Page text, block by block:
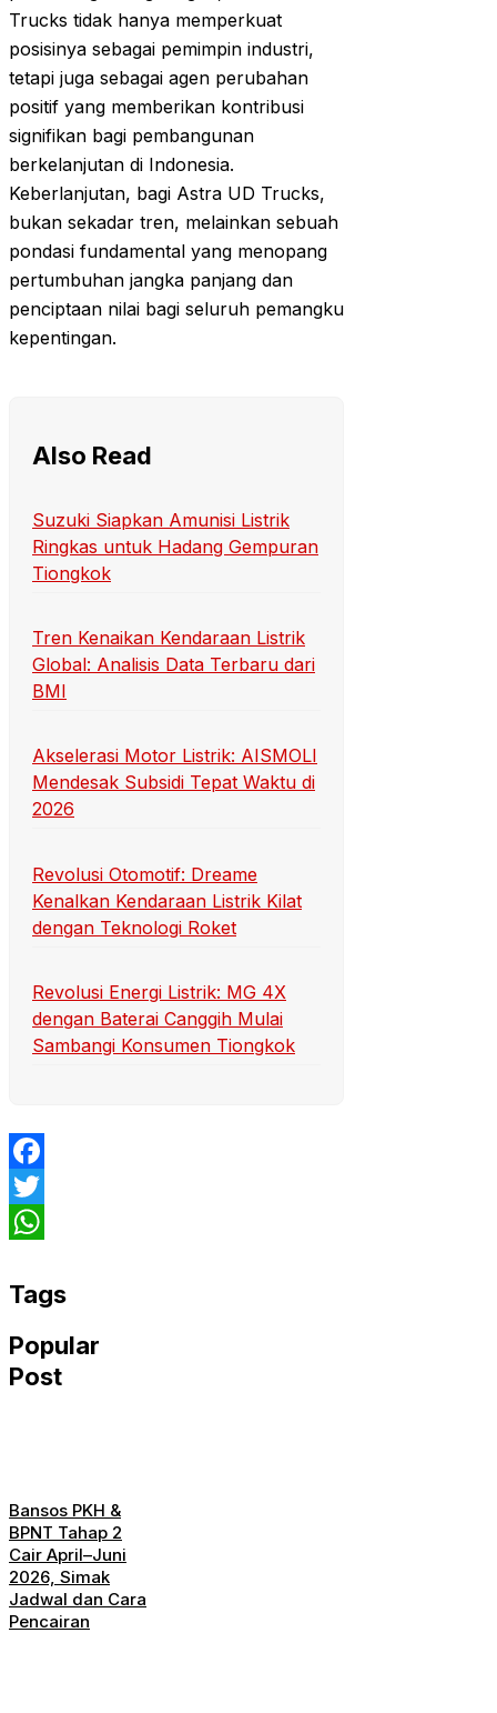
Trucks tidak hanya memperkuat
posisinya sebagai pemimpin industri,
tetapi juga sebagai agen perubahan
positif yang memberikan kontribusi
signifikan bagi pembangunan
berkelanjutan di Indonesia.
Keberlanjutan, bagi Astra UD Trucks,
bukan sekadar tren, melainkan sebuah
pondasi fundamental yang menopang
pertumbuhan jangka panjang dan
penciptaan nilai bagi seluruh pemangku
kepentingan.
Also Read
Suzuki Siapkan Amunisi Listrik
Ringkas untuk Hadang Gempuran
Tiongkok
Tren Kenaikan Kendaraan Listrik
Global: Analisis Data Terbaru dari
BMI
Akselerasi Motor Listrik: AISMOLI
Mendesak Subsidi Tepat Waktu di
2026
Revolusi Otomotif: Dreame
Kenalkan Kendaraan Listrik Kilat
dengan Teknologi Roket
Revolusi Energi Listrik: MG 4X
dengan Baterai Canggih Mulai
Sambangi Konsumen Tiongkok
Facebook
Twitter
Tags
Popular
Post
Bansos PKH &
BPNT Tahap 2
Cair April–Juni
2026, Simak
Jadwal dan Cara
Pencairan